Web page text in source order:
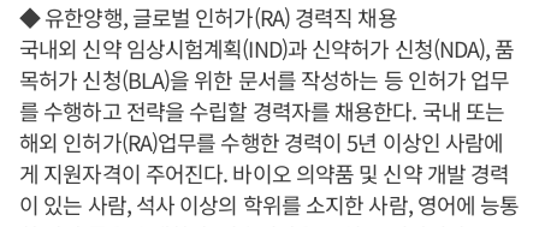
◆ 유한양행, 글로벌 인허가(RA) 경력직 채용
국내외 신약 임상시험계획(IND)과 신약허가 신청(NDA), 품
목허가 신청(BLA)을 위한 문서를 작성하는 등 인허가 업무
를 수행하고 전략을 수립할 경력자를 채용한다. 국내 또는
해외 인허가(RA)업무를 수행한 경력이 5년 이상인 사람에
게 지원자격이 주어진다. 바이오 의약품 및 신약 개발 경력
이 있는 사람, 석사 이상의 학위를 소지한 사람, 영어에 능통